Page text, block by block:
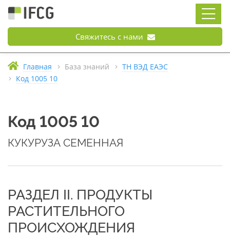
Свяжитесь с нами
Главная База знаний
ТН ВЭД ЕАЭС
Код 1005 10
Код 1005 10
КУКУРУЗА СЕМЕННАЯ
РАЗДЕЛ II. ПРОДУКТЫ
РАСТИТЕЛЬНОГО
ПРОИСХОЖДЕНИЯ